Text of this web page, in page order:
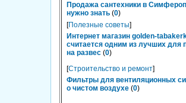
Продажа сантехники в
нужно знать (0)
[Полезные советы]
Интернет магазин golden-
считается одним из лучших для
на развес (0)
[Строительство и ремонт]
Фильтры для вентиляционных
о чистом воздухе (0)